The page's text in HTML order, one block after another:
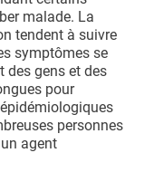
malade. La
tendent à suivre
symptômes se
des gens et des
pour
épidémiologiques
personnes
agent